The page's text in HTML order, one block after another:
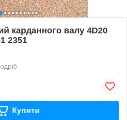
карданного валу 4D20
2351
Купити